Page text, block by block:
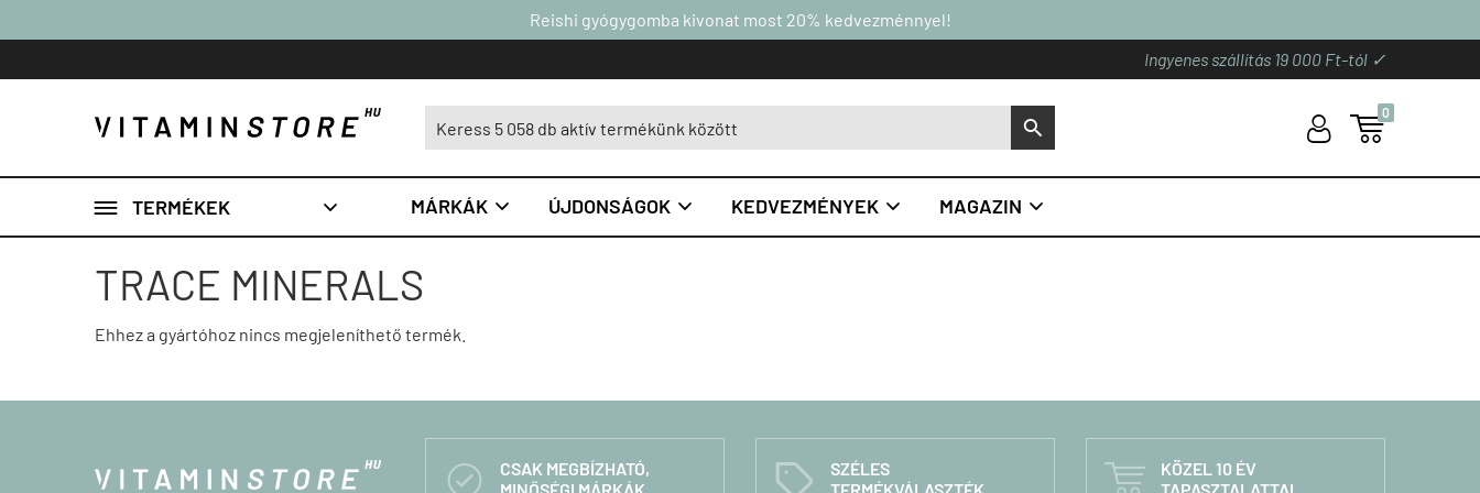
Reishi gyógygomba kivonat most 20% kedvezménnyel!
Ingyenes szállítás 19 000 Ft-tól ✓
S U 
0
 TERMÉKEK  MÁRKÁK  ÚJDONSÁGOK  KEDVEZMÉNYEK  MAGAZIN 
TRACE MINERALS
Ehhez a gyártóhoz nincs megjeleníthető termék.

CSAK MEGBÍZHATÓ,
C
SZÉLES

KÖZEL 10 ÉV